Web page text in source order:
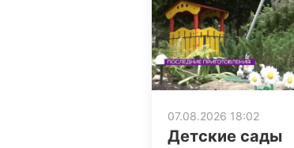
07.08.2026 18:02
Детские сады